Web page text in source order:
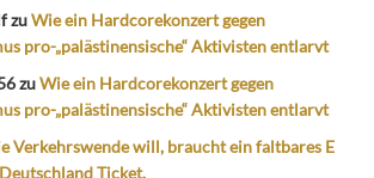
zuWie ein Hardcorekonzert gegen
pro-„palästinensische“ Aktivisten entlarvt
zuWie ein Hardcorekonzert gegen
pro-„palästinensische“ Aktivisten entlarvt
Verkehrswende will, braucht ein faltbares E
Ticket.